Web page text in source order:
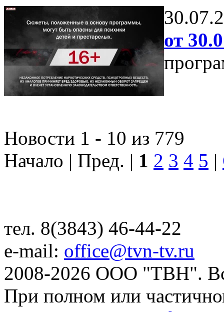
от
Новости 1 - 10 из 779
Начало | Пред. | 1 2 3 4 5 |
тел. 8(3843) 46-44-22
e-mail: office@tvn-tv.ru
2008-2026 ООО "ТВН".
При полном или